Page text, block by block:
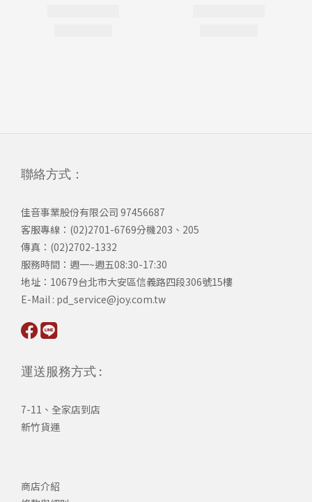
聯絡方式：
佳音事業股份有限公司 97456687
客服專線：(02)2701-6769分機203、205
傳真：(02)2702-1332
服務時間：週一~週五08:30-17:30
​地址：10679台北市大安區信義路四段306號15樓
​E-Mail : pd_service@joy.com.tw
運送服務方式 :
7-11、全家店到店
新竹貨運
商店介紹